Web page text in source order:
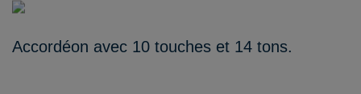
Accordéon avec 10 touches et 14 tons.